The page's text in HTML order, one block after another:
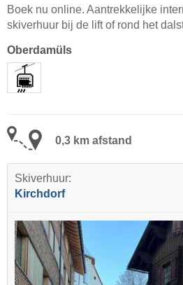
Boek nu online. Aantrekkelijke
skiverhuur bij de lift of rond het
Oberdamüls
0,3 km afstand
Skiverhuur:
Kirchdorf